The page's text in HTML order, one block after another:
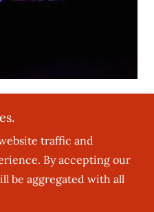
- All Rights Reserved.
by
traffic and
By accepting our
be aggregated with all